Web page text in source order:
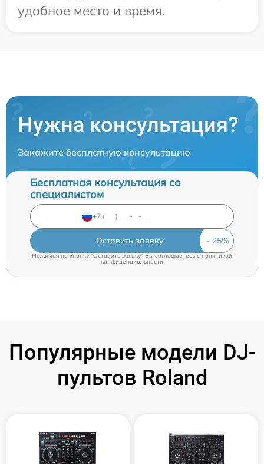
удобное место и время.
Нужна консультация?
Закажите бесплатную консультацию
Бесплатная консультация со
специалистом
Оставить заявку
Нажимая на кнопку "Оставить заявку" Вы соглашаетесь cполитикой
конфиденциальности
Популярные модели DJ-
пультов Roland